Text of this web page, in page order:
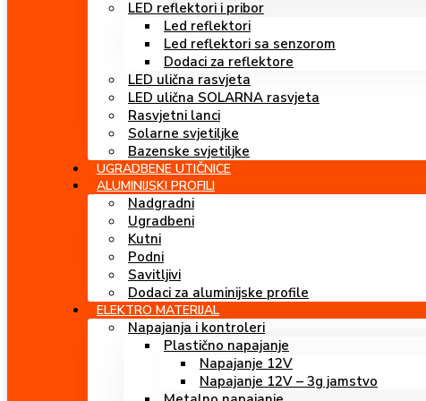
LED reflektori i pribor
Led reflektori
Led reflektori sa senzorom
Dodaci za reflektore
LED ulična rasvjeta
LED ulična SOLARNA rasvjeta
Rasvjetni lanci
Solarne svjetiljke
Bazenske svjetiljke
UGRADBENE UTIČNICE
ALUMINIJSKI PROFILI
Nadgradni
Ugradbeni
Kutni
Podni
Savitljivi
Dodaci za aluminijske profile
ELEKTRO MATERIJAL
Napajanja i kontroleri
Plastično napajanje
Napajanje 12V
Napajanje 12V – 3g jamstvo